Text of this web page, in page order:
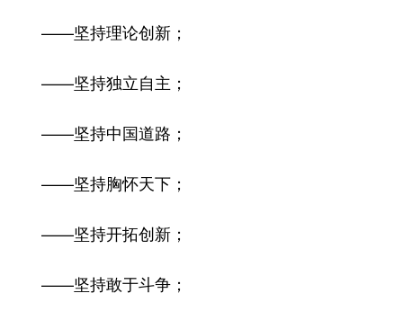
——坚持理论创新；
——坚持独立自主；
——坚持中国道路；
——坚持胸怀天下；
——坚持开拓创新；
——坚持敢于斗争；